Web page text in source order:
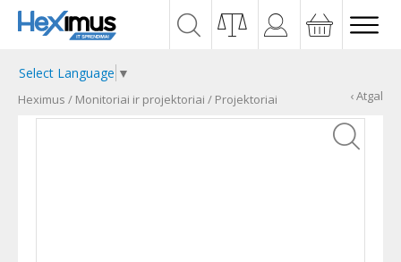
Select Language ▼
Heximus / Monitoriai ir projektoriai / Projektoriai ‹ Atgal